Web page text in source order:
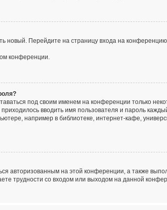
новый. Перейдите на страницу входа на
конференции.
под своим именем на конференции только
вводить имя пользователя и пароль
например в библиотеке, интернет-кафе,
авторизованным на этой конференции, а также
трудности со входом или выходом на данной